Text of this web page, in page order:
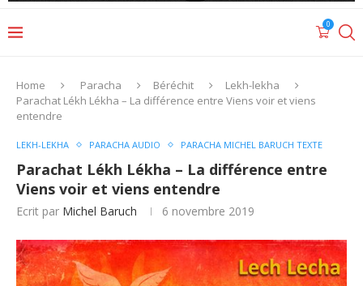
0
Home Paracha Béréchit
Lekh-lekha
Parachat Lékh Lékha – La différence entre Viens voir et viens
entendre
LEKH-LEKHA PARACHA AUDIO PARACHA MICHEL BARUCH TEXTE
Parachat Lékh Lékha – La différence entre
Viens voir et viens entendre
Ecrit par Michel Baruch 6 novembre 2019